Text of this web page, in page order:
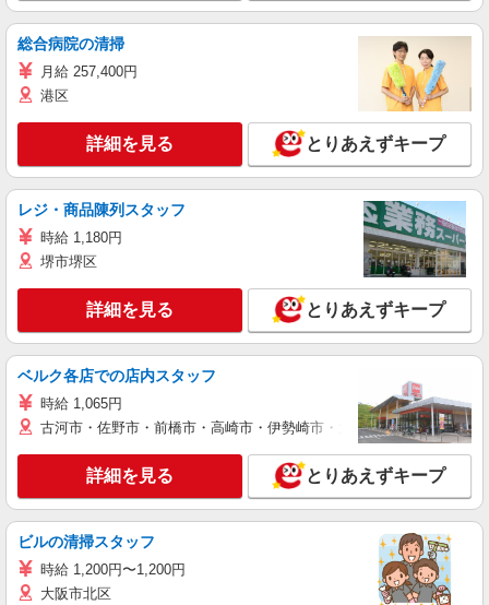
総合病院の清掃
月給 257,400円
港区
詳細を見る とりあえずキープ
レジ・商品陳列スタッフ
時給 1,180円
堺市堺区
詳細を見る とりあえずキープ
ベルク各店での店内スタッフ
時給 1,065円
古河市・佐野市・前橋市・高崎市・伊勢崎市・太田市・館林市・藤
詳細を見る とりあえずキープ
ビルの清掃スタッフ
時給 1,200円〜1,200円
大阪市北区